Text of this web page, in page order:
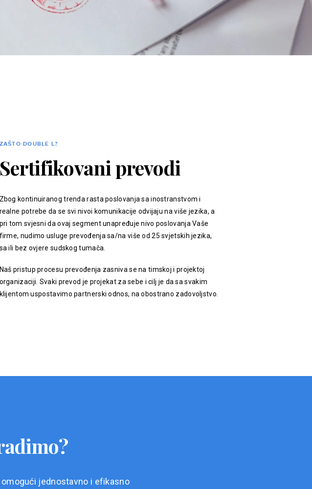
ZAŠTO DOUBLE L?
Sertifikovani prevodi
Zbog kontinuiranog trenda rasta poslovanja sa inostranstvom i
realne potrebe da se svi nivoi komunikacije odvijaju na više jezika, a
pri tom svjesni da ovaj segment unapređuje nivo poslovanja Vaše
firme, nudimo usluge prevođenja sa/na više od 25 svjetskih jezika,
sa ili bez ovjere sudskog tumača.
Naš pristup procesu prevođenja zasniva se na timskoj i projektoj
organizaciji. Svaki prevod je projekat za sebe i cilj je da sa svakim
klijentom uspostavimo partnerski odnos, na obostrano zadovoljstvo.
jednostavno i efikasno